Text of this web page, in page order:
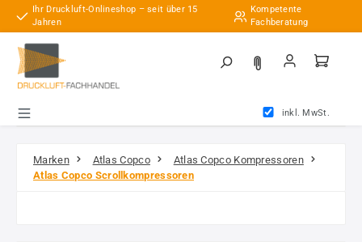
Zum Hauptinhalt springen
Ihr Druckluft-Onlineshop – seit über 15
Jahren
Kompetente
Fachberatung
inkl. MwSt.
Marken Atlas Copco
Atlas Copco Kompressoren
Atlas Copco Scrollkompressoren